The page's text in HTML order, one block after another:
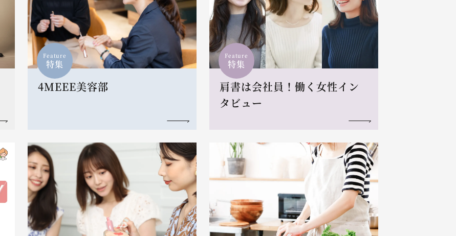
Feature
特集
4MEEE美容部
Feature
特集
肩書は会社員！働く女性イン
タビュー